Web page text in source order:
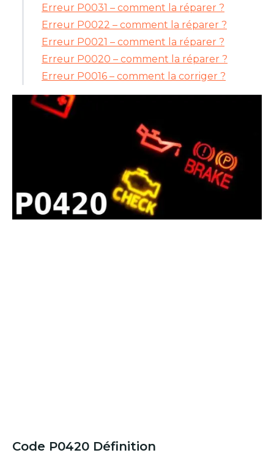
Erreur P0031 – comment la réparer ?
Erreur P0022 – comment la réparer ?
Erreur P0021 – comment la réparer ?
Erreur P0020 – comment la réparer ?
Erreur P0016 – comment la corriger ?
Code P0420 Définition